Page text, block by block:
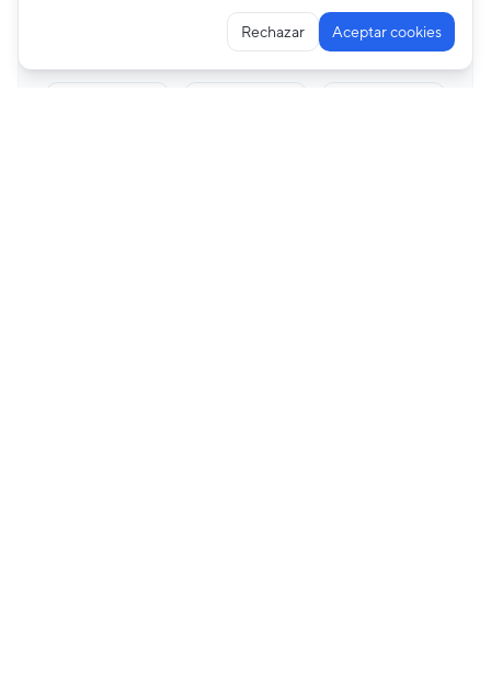
Bill Payments 22pantallas
Rechazar Aceptar cookies